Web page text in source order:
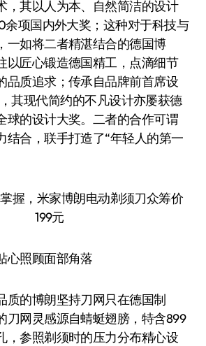
，其以人为本、自然简洁的设计
项国内外大奖；这种对于科技与
一如将二者精湛结合的德国博
以匠心锻造德国精工，点滴细节
品质追求；传承自品牌前首席设
其现代简约的不凡设计亦屡获德
球的设计大奖。二者的合作可谓
结合，联手打造了“年轻人的第一
心照顾面部角落
质的博朗坚持刀网只在德国制
刀网灵感源自蜻蜓翅膀，特含899
，参照剃须时的压力分布精心设